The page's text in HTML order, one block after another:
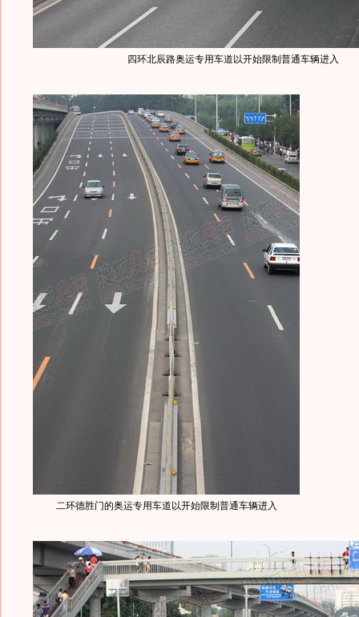
四环北辰路奥运专用车道以开始限制普通车辆进入
二环德胜门的奥运专用车道以开始限制普通车辆进入